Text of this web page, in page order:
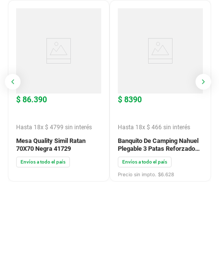
$ 86.390
Hasta 18x $ 4799 sin interés
Mesa Quality Simil Ratan
70X70 Negra 41729
Envíos a todo el país
$ 8390
Hasta 18x $ 466 sin interés
Banquito De Camping Nahuel
Plegable 3 Patas Reforzado
31X31X41 C107118
Envíos a todo el país
Precio sin impto. $6.628